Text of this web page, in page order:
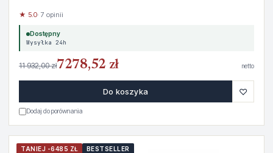
★ 5.0· 7 opinii
Dostępny
Wysyłka 24h
11 932,00 zł7278,52 zł netto
Do koszyka ♡
Dodaj do porównania
TANIEJ -6485 ZŁ BESTSELLER